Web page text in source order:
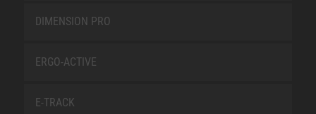
DIMENSION PRO
ERGO-ACTIVE
E-TRACK